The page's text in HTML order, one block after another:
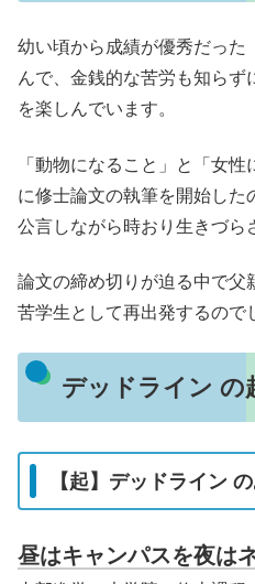
幼い頃から成績が優秀だった
んで、金銭的な苦労も知らず
を楽しんでいます。
「動物になること」と「女
に修士論文の執筆を開始した
公言しながら時おり生きづら
論文の締め切りが迫る中で父
苦学生として再出発するので
デッドライン の
【起】デッドライン
昼はキャンパスを夜は